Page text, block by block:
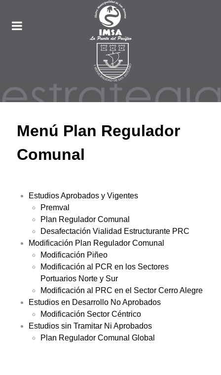
Menú Plan Regulador
Comunal
Estudios Aprobados y Vigentes
Premval
Plan Regulador Comunal
Desafectación Vialidad Estructurante PRC
Modificación Plan Regulador Comunal
Modificación Piñeo
Modificación al PCR en los Sectores
Portuarios Norte y Sur
Modificación al PRC en el Sector Cerro Alegre
Estudios en Desarrollo No Aprobados
Modificación Sector Céntrico
Estudios sin Tramitar Ni Aprobados
Plan Regulador Comunal Global